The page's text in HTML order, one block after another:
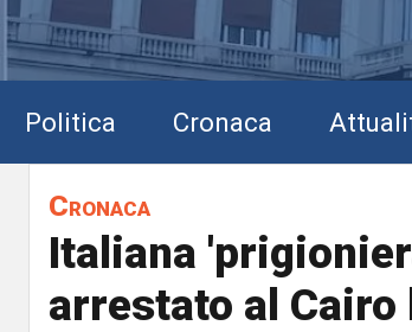
Politica Cronaca
Cronaca
Italiana
arrestato al Cairo